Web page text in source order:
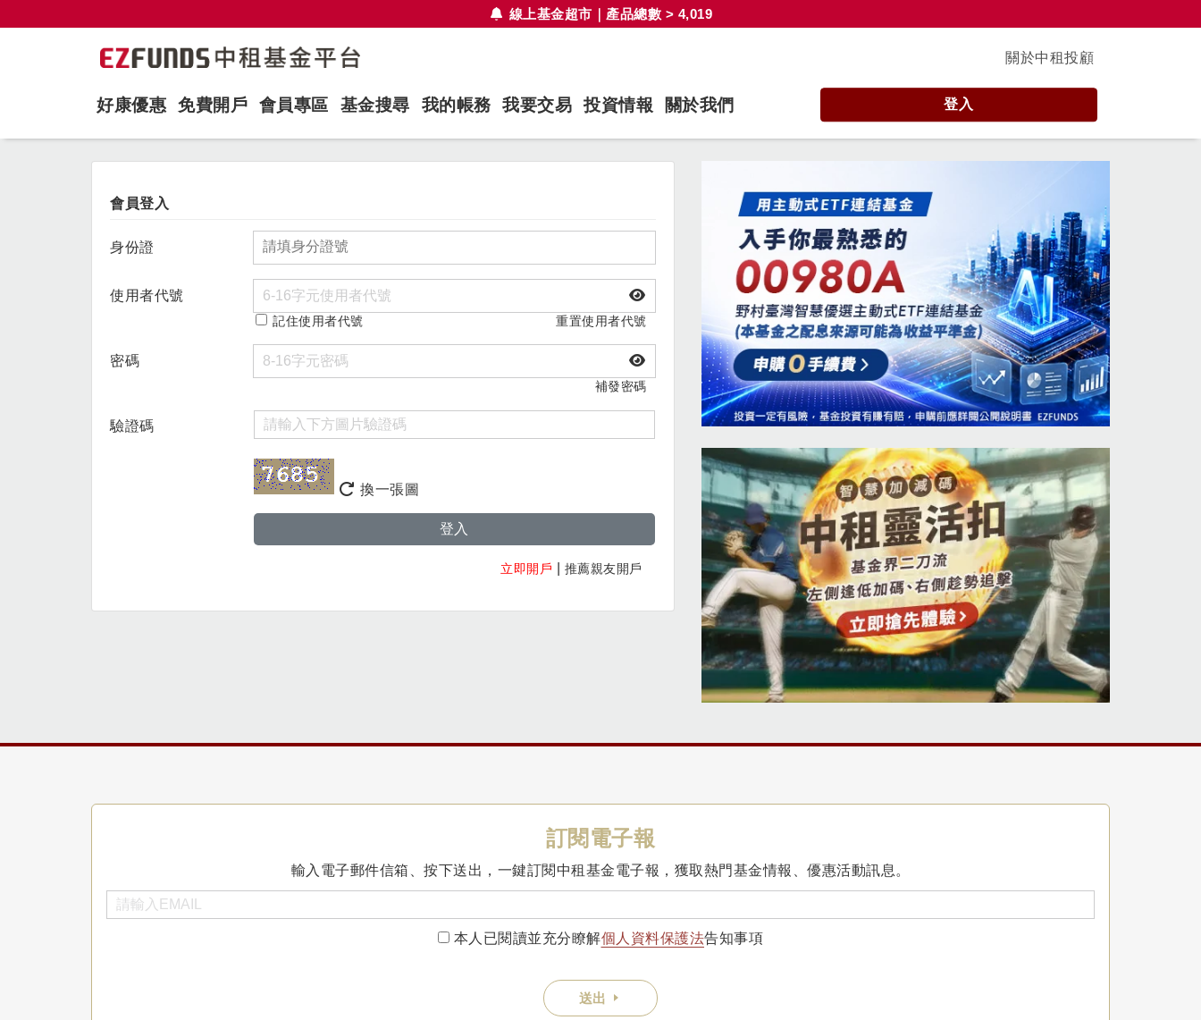
線上基金超市｜產品總數 > 4,019
關於中租投顧
好康優惠 免費開戶 會員專區 基金搜尋 我的帳務 我要交易 投資情報 關於我們 登入
會員登入
身份證
使用者代號
記住使用者代號 重置使用者代號
密碼
補發密碼
驗證碼
換一張圖
登入
立即開戶 推薦親友開戶
訂閱電子報
輸入電子郵件信箱、按下送出，一鍵訂閱中租基金電子報，獲取熱門基金情報、優惠活動訊息。
本人已閱讀並充分瞭解個人資料保護法告知事項
送出